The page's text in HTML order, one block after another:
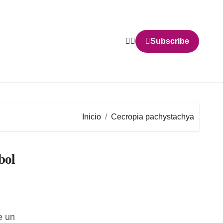
Subscribe
Inicio Cecropia pachystachya
un